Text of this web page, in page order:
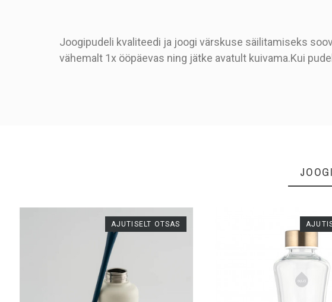
Joogipudeli kvaliteedi ja joogi värskuse säilitamiseks
vähemalt 1x ööpäevas ning jätke avatult kuivama.Kui
AJUTISELT OTSAS